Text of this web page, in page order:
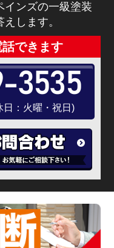
インズの一級塗装
します。
できます
3535
日：火曜・祝日)